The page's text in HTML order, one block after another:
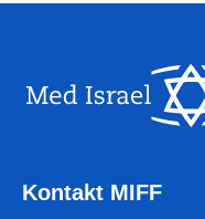
Kontakt MIFF